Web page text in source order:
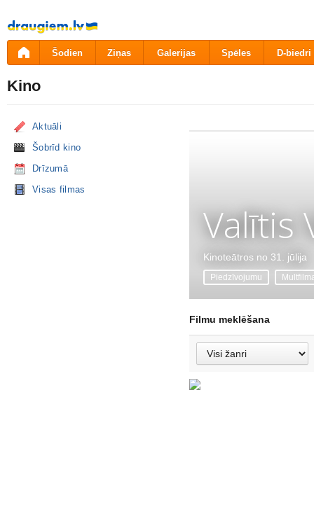
Pāriet
uz
saturu
Šodien Ziņas Galerijas Spēles D-biedri
Kino
Aktuāli
Šobrīd kino
Drīzumā
Visas filmas
Valītis
Kinoteātros no 31. jūlija
Piedzīvojumu
Filmu meklēšana